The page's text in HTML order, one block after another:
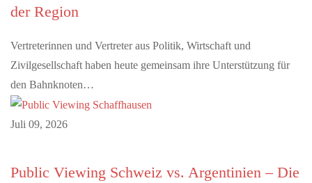
der Region
Vertreterinnen und Vertreter aus Politik, Wirtschaft und
Zivilgesellschaft haben heute gemeinsam ihre Unterstützung für
den Bahnknoten…
Juli 09, 2026
Public Viewing Schweiz vs. Argentinien – Die